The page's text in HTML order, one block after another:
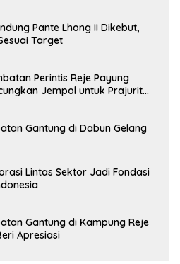
Pante Lhong II Dikebut,
Target
Perintis Reje Payung
Jempol untuk Prajurit
Gantung di Dabun Gelang
Lintas Sektor Jadi Fondasi
Gantung di Kampung Reje
Apresiasi